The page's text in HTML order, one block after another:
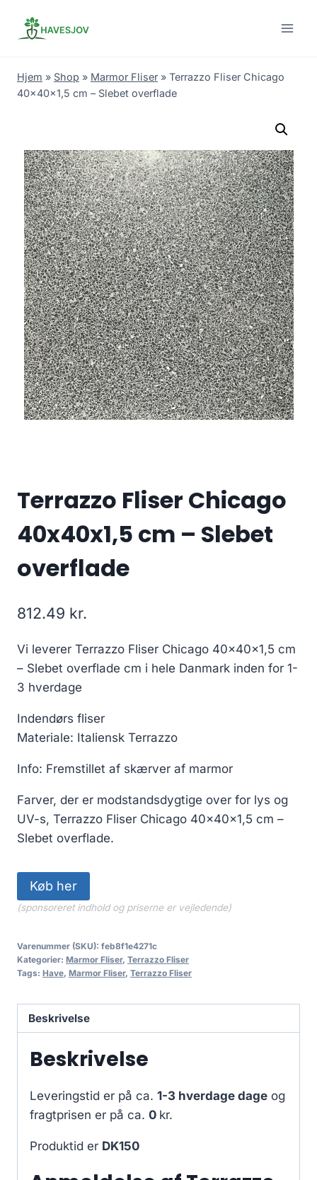
Hjem » Shop » Marmor Fliser » Terrazzo Fliser Chicago
40x40x1,5 cm – Slebet overflade
Terrazzo Fliser Chicago
40x40x1,5 cm – Slebet
overflade
812.49 kr.
Vi leverer Terrazzo Fliser Chicago 40x40x1,5 cm
– Slebet overflade cm i hele Danmark inden for 1-
3 hverdage
Indendørs fliser
Materiale: Italiensk Terrazzo
Info: Fremstillet af skærver af marmor
Farver, der er modstandsdygtige over for lys og
UV-s, Terrazzo Fliser Chicago 40x40x1,5 cm –
Slebet overflade.
Køb her
(sponsoreret indhold og priserne er vejledende)
Varenummer (SKU): feb8f1e4271c
Kategorier: Marmor Fliser, Terrazzo Fliser
Tags: Have, Marmor Fliser, Terrazzo Fliser
Beskrivelse
Beskrivelse
Leveringstid er på ca. 1-3 hverdage dage og
fragtprisen er på ca. 0 kr.
Produktid er DK150